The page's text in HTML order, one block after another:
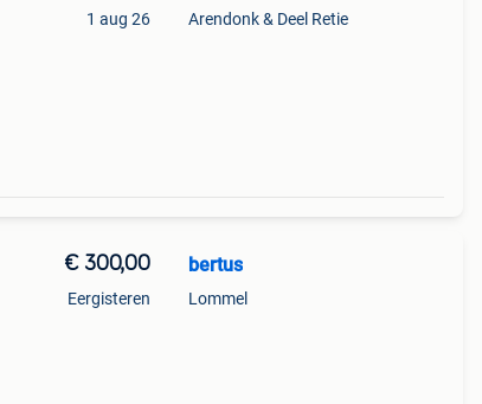
1 aug 26 Arendonk & Deel Retie
€ 300,00
Eergisteren
bertus
Lommel